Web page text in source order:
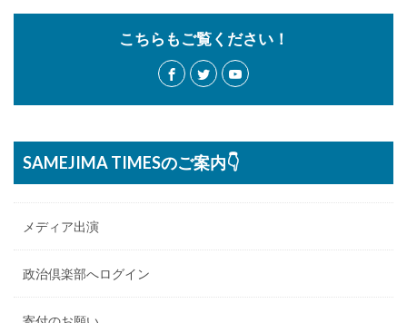
こちらもご覧ください！
SAMEJIMA TIMESのご案内👇
メディア出演
政治倶楽部へログイン